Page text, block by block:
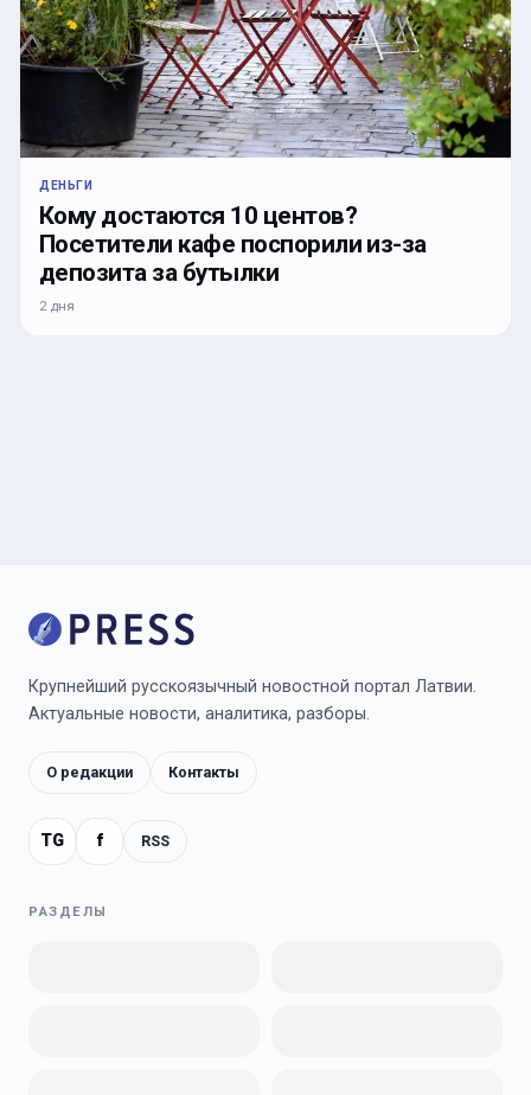
ДЕНЬГИ
Кому достаются 10 центов?
Посетители кафе поспорили из-за
депозита за бутылки
2 дня
Крупнейший русскоязычный новостной портал Латвии.
Актуальные новости, аналитика, разборы.
О редакции Контакты
TG f RSS
РАЗДЕЛЫ